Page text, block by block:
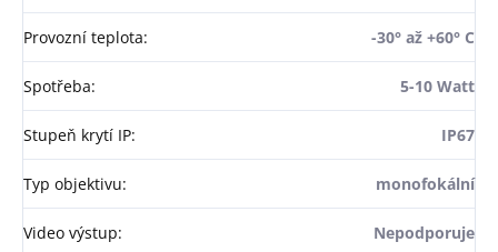
Provozní teplota: -30° až +60° C
Spotřeba: 5-10 Watt
Stupeň krytí IP: IP67
Typ objektivu: monofokální
Video výstup: Nepodporuje